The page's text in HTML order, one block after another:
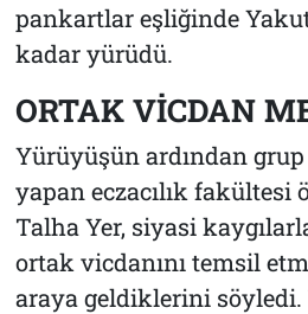
pankartlar eşliğinde
kadar yürüdü.
ORTAK VİCDAN
Yürüyüşün ardından grup
yapan eczacılık fakültesi
Talha Yer, siyasi
ortak vicdanını temsil
araya geldiklerini söyledi.